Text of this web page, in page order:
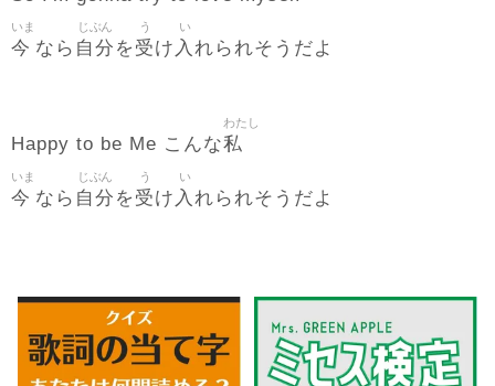
今
いま
なら 自分
じぶん
を受
う
け 入
い
れられそうだよ
Happy to be Me こんな私
わたし
今
いま
なら 自分
じぶん
を受
う
け 入
い
れられそうだよ